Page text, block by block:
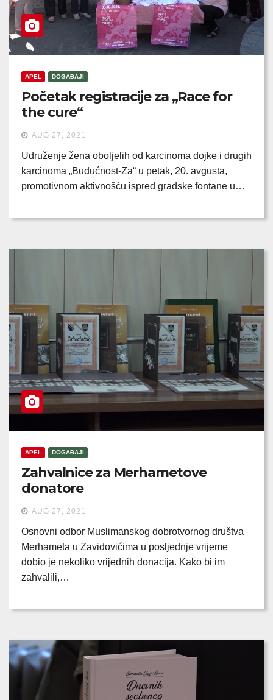
APEL DOGAĐAJI
Početak registracije za „Race for
the cure“
AUG 27, 2021
Udruženje žena oboljelih od karcinoma dojke i drugih
karcinoma „Budućnost-Za“ u petak, 20. avgusta,
promotivnom aktivnošću ispred gradske fontane u…
APEL DOGAĐAJI
Zahvalnice za Merhametove
donatore
AUG 27, 2021
Osnovni odbor Muslimanskog dobrotvornog društva
Merhameta u Zavidovićima u posljednje vrijeme
dobio je nekoliko vrijednih donacija. Kako bi im
zahvalili,…